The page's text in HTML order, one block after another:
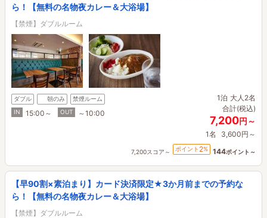
ら！【無料の名物夜カレー＆大浴場】
【禁煙】ダブルルーム
ダブル 朝のみ
禁煙ルーム
IN
15:00～ OUT ～10:00
1泊 大人2名
合計(税込)
7,200円～
1名 3,600円～
7,200スコア～ ポイント 2% 144ポイント～
【早90割×素泊まり】カード決済限定★3か月前までの予約な
ら！【無料の名物夜カレー＆大浴場】
【禁煙】ダブルルーム